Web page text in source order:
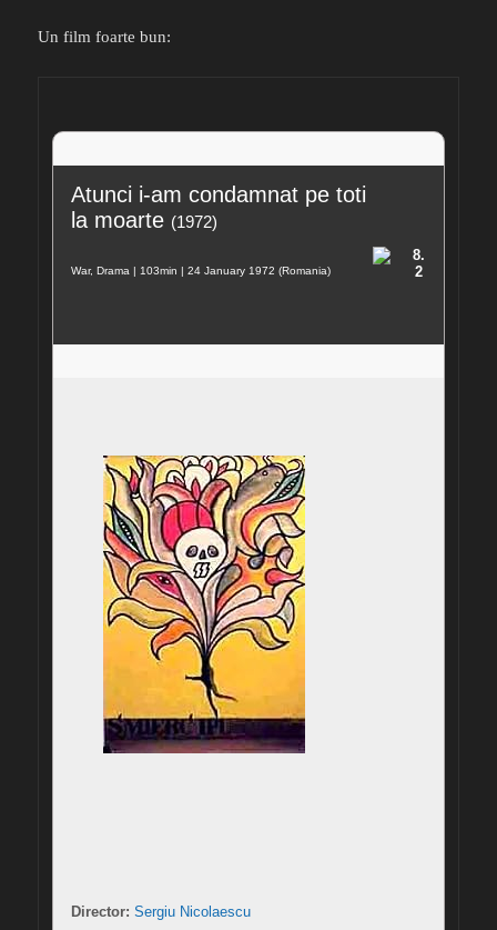
Un film foarte bun:
Atunci i-am condamnat pe toti
la moarte (1972)
War, Drama | 103min | 24 January 1972 (Romania)
8.
2
Director: Sergiu Nicolaescu